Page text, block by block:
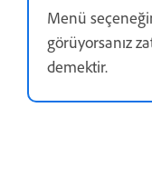
Menü
görüyorsanız
demektir.